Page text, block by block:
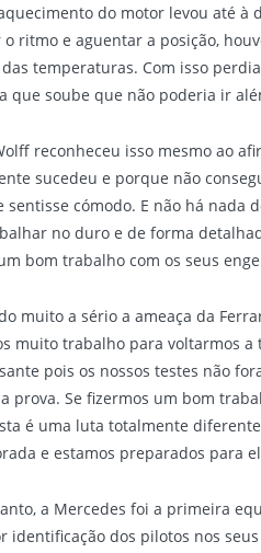
do motor levou até à
o ritmo e aguentar a posição,
temperaturas. Com isso
que soube que não poderia ir
reconheceu isso mesmo ao
sucedeu e porque não
sentisse cómodo. E não há nada
no duro e de forma
bom trabalho com os seus
muito a sério a ameaça da
muito trabalho para voltarmos
pois os nossos testes não
prova. Se fizermos um bom
é uma luta totalmente
e estamos preparados para
a Mercedes foi a primeira
identificação dos pilotos nos